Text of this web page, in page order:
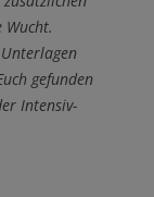
gefunden
Intensiv-